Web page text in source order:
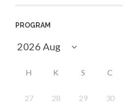
PROGRAM
H K S C
27 28 29 30